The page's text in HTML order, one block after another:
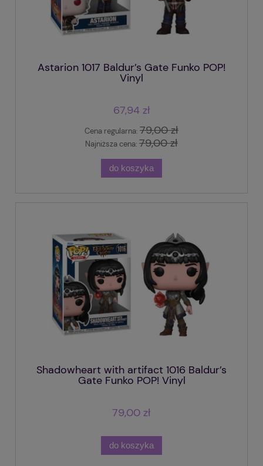
Astarion 1017 Baldur’s Gate Funko POP!
Vinyl
67,94 zł
Cena regularna: 79,00 zł
Najniższa cena: 79,00 zł
do koszyka
Shadowheart with artifact 1016 Baldur’s
Gate Funko POP! Vinyl
79,00 zł
do koszyka